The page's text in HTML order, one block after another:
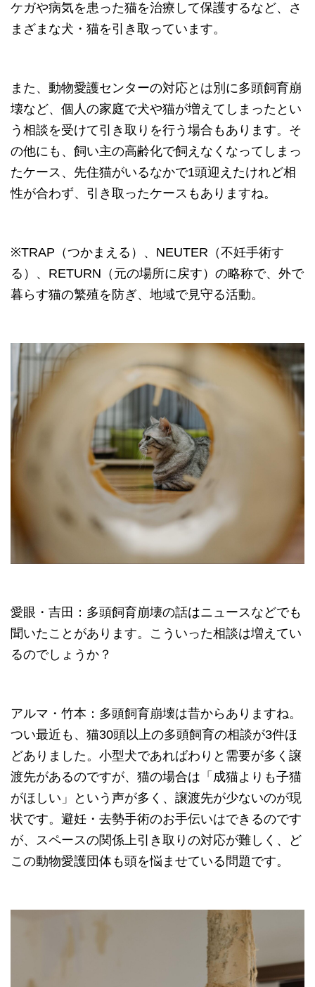
ケガや病気を患った猫を治療して保護するなど、さ
まざまな犬・猫を引き取っています。
また、動物愛護センターの対応とは別に多頭飼育崩
壊など、個人の家庭で犬や猫が増えてしまったとい
う相談を受けて引き取りを行う場合もあります。そ
の他にも、飼い主の高齢化で飼えなくなってしまっ
たケース、先住猫がいるなかで1頭迎えたけれど相
性が合わず、引き取ったケースもありますね。
※TRAP（つかまえる）、NEUTER（不妊手術す
る）、RETURN（元の場所に戻す）の略称で、外で
暮らす猫の繁殖を防ぎ、地域で見守る活動。
愛眼・吉田：多頭飼育崩壊の話はニュースなどでも
聞いたことがあります。こういった相談は増えてい
るのでしょうか？
アルマ・竹本：多頭飼育崩壊は昔からありますね。
つい最近も、猫30頭以上の多頭飼育の相談が3件ほ
どありました。小型犬であればわりと需要が多く譲
渡先があるのですが、猫の場合は「成猫よりも子猫
がほしい」という声が多く、譲渡先が少ないのが現
状です。避妊・去勢手術のお手伝いはできるのです
が、スペースの関係上引き取りの対応が難しく、ど
この動物愛護団体も頭を悩ませている問題です。